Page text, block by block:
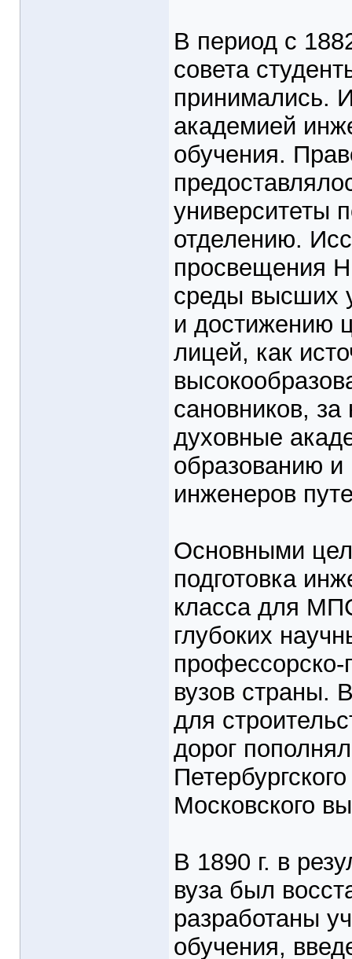
В период с
совета
принимались.
академией
обучения.
университеты
отделению.
просвещения
среды высших
и достижению
лицей, как
сановников,
духовные
образованию
инженеров
Основными
подготовка
класса для
глубоких
профессорско-
вузов страны.
для
дорог
Московского
В 1890 г. в
вуза был
разработаны
обучения,